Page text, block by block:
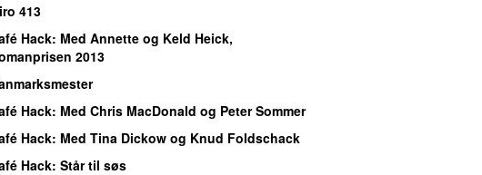
413
Hack: Med Annette og Keld Heick,
2013
Hack: Med Chris MacDonald og Peter Sommer
Hack: Med Tina Dickow og Knud Foldschack
Hack: Står til søs